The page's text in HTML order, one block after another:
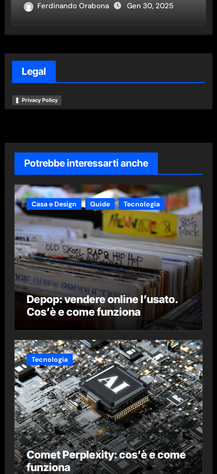
Ferdinando Orabona Gen 30, 2025
Legal
Privacy Policy
Potrebbe interessarti anche
Casa e Design Guide Tecnologia
Depop: vendere online l’usato.
Cos’è e come funziona
Tecnologia
Comet Perplexity: cos’è e come
funziona